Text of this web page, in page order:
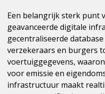
Een belangrijk sterk punt
geavanceerde digitale
gecentraliseerde
verzekeraars en burgers
voertuiggegevens,
voor emissie en
infrastructuur maakt